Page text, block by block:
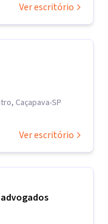
Ver escritório
Caçapava-SP
Ver escritório